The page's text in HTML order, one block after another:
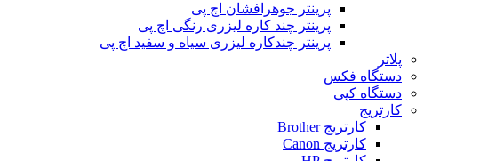
پرینتر جوهرافشان اچ پی
پرینتر چند کاره لیزری رنگی اچ پی
پرینتر چندکاره لیزری سیاه و سفید اچ پی
پلاتر
دستگاه فکس
دستگاه کپی
کارتریج
کارتریج Brother
کارتریج Canon